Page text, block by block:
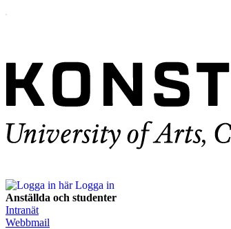
Logga in
Anställda och studenter
Intranät
Webbmail